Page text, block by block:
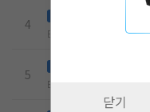
4 04. 새로운 모습
Ep.4 6.6k
5
Ep.5
닫기